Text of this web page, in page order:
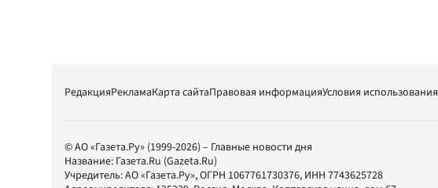
РедакцияРекламаКарта сайтаПравовая информацияУсловия использования
© АО «Газета.Ру» (1999-2026) – Главные новости дня
Название: Газета.Ru (Gazeta.Ru)
Учредитель:АО «Газета.Ру», ОГРН 1067761730376, ИНН 7743625728